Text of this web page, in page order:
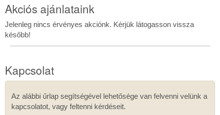
Treff
-
Étterem
Akciós ajánlataink
Jelenleg nincs érvényes akciónk. Kérjük látogasson vissza
később!
Kapcsolat
Kapcsolat
Az alábbi űrlap segítségével lehetősége van felvenni velünk a
kapcsolatot, vagy feltenni kérdéseit.